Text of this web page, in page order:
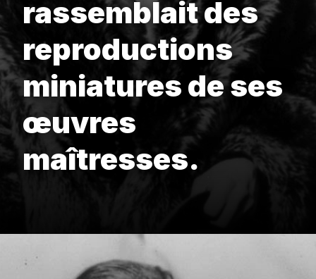
rassemblait des
reproductions
miniatures de ses
œuvres
maîtresses.